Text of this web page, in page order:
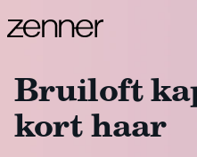
Bruiloft
kort haar